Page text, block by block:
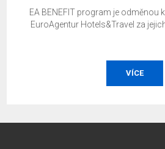
je odměnou klientům společnosti
za jejich věrnost EA Hotels.